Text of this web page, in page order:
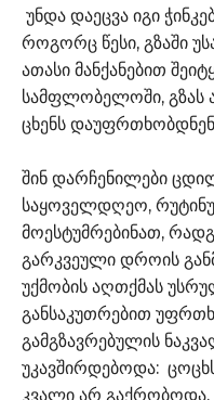
უნდა დაეცვა იგი
როგორც წესი, გზაში
ათასი მანქანებით
სამფლობელოში, გზას
ცხენს დაუფრთხობდნენ
შინ დარჩენილები
საყოველდღეო,
მოესტუმრებინათ,
გარკვეული დროის
უქმობის აღთქმას
განსაკუთრებით
გამგზავრებულის
უკავშირდებოდა:
კვალი არ